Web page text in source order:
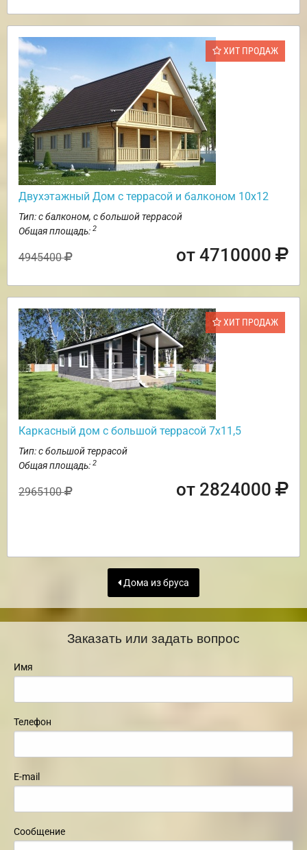
ХИТ ПРОДАЖ
Двухэтажный Дом с террасой и балконом 10х12
Тип: с балконом, с большой террасой
Общая площадь: 2
4945400 от 4710000
ХИТ ПРОДАЖ
Каркасный дом с большой террасой 7х11,5
Тип: с большой террасой
Общая площадь: 2
2965100 от 2824000
Дома из бруса
Заказать или задать вопрос
Имя
Телефон
E-mail
Сообщение